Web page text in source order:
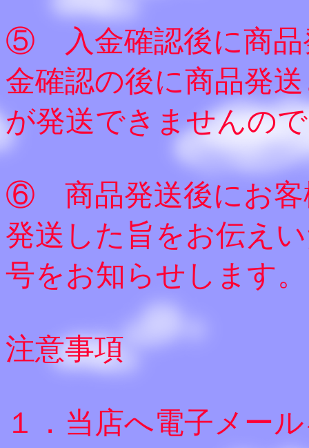
⑤ 入金確認後に商品
金確認の後に商品発
が発送できませんの
⑥ 商品発送後にお客
発送した旨をお伝え
号をお知らせします。
注意事項
１．当店へ電子メー